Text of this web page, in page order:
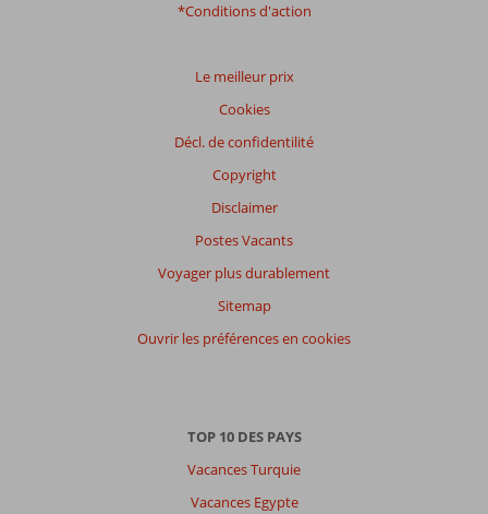
*Conditions d'action
Le meilleur prix
Cookies
Décl. de confidentilité
Copyright
Disclaimer
Postes Vacants
Voyager plus durablement
Sitemap
Ouvrir les préférences en cookies
TOP 10 DES PAYS
Vacances Turquie
Vacances Egypte